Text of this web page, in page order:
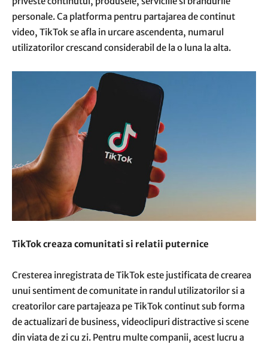
personale. Ca platforma pentru partajarea de continut
video, TikTok se afla in urcare ascendenta, numarul
utilizatorilor crescand considerabil de la o luna la alta.
TikTok creaza comunitati si relatii puternice
Cresterea inregistrata de TikTok este justificata de crearea
unui sentiment de comunitate in randul utilizatorilor si a
creatorilor care partajeaza pe TikTok continut sub forma
de actualizari de business, videoclipuri distractive si scene
din viata de zi cu zi. Pentru multe companii, acest lucru a